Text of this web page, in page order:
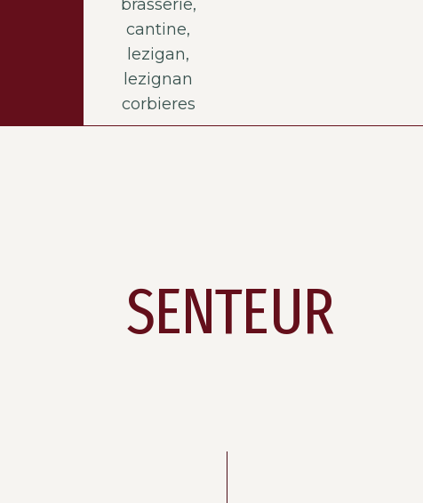
SENTEUR